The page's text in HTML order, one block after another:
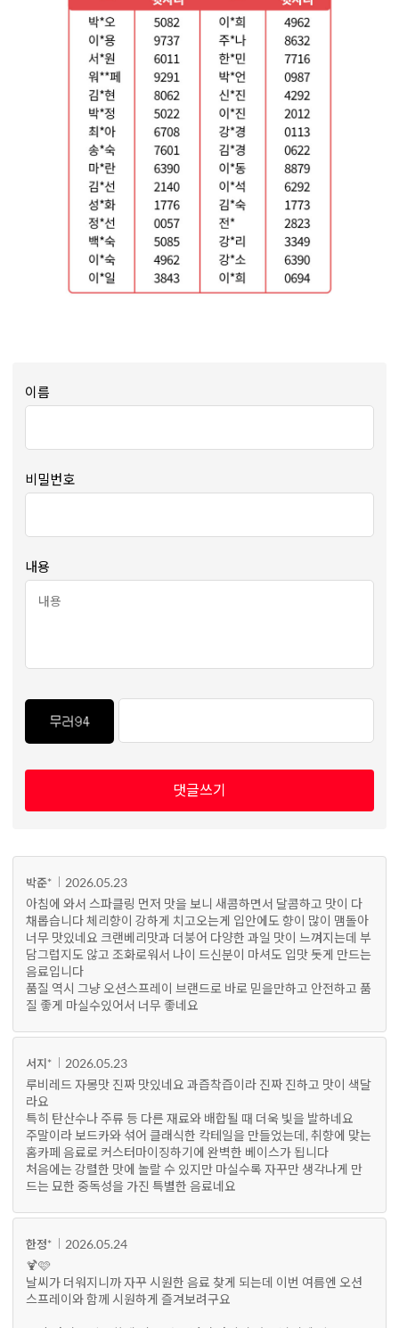
이름
비밀번호
내용
댓글쓰기
박준*
2026.05.23
아침에 와서 스파클링 먼저 맛을 보니 새콤하면서 달콤하고 맛이 다
채롭습니다 체리향이 강하게 치고오는게 입안에도 향이 많이 맴돌아
너무 맛있네요 크랜베리맛과 더붕어 다양한 과일 맛이 느껴지는데 부
담그럽지도 않고 조화로워서 나이 드신분이 마셔도 입맛 돗게 만드는
음료입니다
품질 역시 그냥 오션스프레이 브랜드로 바로 믿을만하고 안전하고 품
질 좋게 마실수있어서 너무 좋네요
서지*
2026.05.23
루비레드 자몽맛 진짜 맛있네요 과즙착즙이라 진짜 진하고 맛이 색달
라요
특히 탄산수나 주류 등 다른 재료와 배합될 때 더욱 빛을 발하네요
주말이라 보드카와 섞어 클래식한 칵테일을 만들었는데, 취향에 맞는
홈카페 음료로 커스터마이징하기에 완벽한 베이스가 됩니다
처음에는 강렬한 맛에 놀랄 수 있지만 마실수록 자꾸만 생각나게 만
드는 묘한 중독성을 가진 특별한 음료네요
한정*
2026.05.24
🍹🩷
날씨가 더워지니까 자꾸 시원한 음료 찾게 되는데 이번 여름엔 오션
스프레이와 함께 시원하게 즐겨보려구요